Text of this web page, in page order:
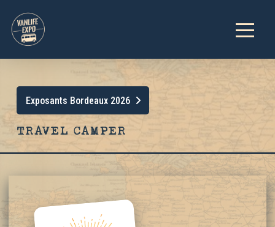
Exposants Bordeaux 2026
TRAVEL CAMPER